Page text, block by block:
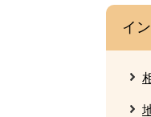
イ